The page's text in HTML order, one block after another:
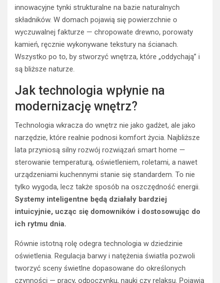
innowacyjne tynki strukturalne na bazie naturalnych
składników. W domach pojawią się powierzchnie o
wyczuwalnej fakturze — chropowate drewno, porowaty
kamień, ręcznie wykonywane tekstury na ścianach.
Wszystko po to, by stworzyć wnętrza, które „oddychają” i
są bliższe naturze.
Jak technologia wpłynie na
modernizację wnętrz?
Technologia wkracza do wnętrz nie jako gadżet, ale jako
narzędzie, które realnie podnosi komfort życia. Najbliższe
lata przyniosą silny rozwój rozwiązań smart home —
sterowanie temperaturą, oświetleniem, roletami, a nawet
urządzeniami kuchennymi stanie się standardem. To nie
tylko wygoda, lecz także sposób na oszczędność energii.
Systemy inteligentne będą działały bardziej
intuicyjnie, ucząc się domowników i dostosowując do
ich rytmu dnia.
Równie istotną rolę odegra technologia w dziedzinie
oświetlenia. Regulacja barwy i natężenia światła pozwoli
tworzyć sceny świetlne dopasowane do określonych
czynności — pracy, odpoczynku, nauki czy relaksu. Pojawią